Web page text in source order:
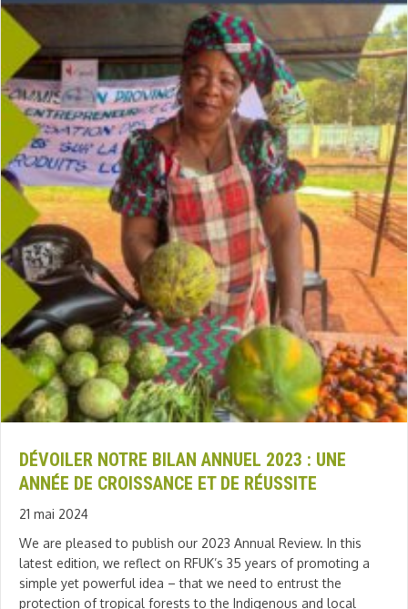
DÉVOILER NOTRE BILAN ANNUEL 2023 : UNE
ANNÉE DE CROISSANCE ET DE RÉUSSITE
21 mai 2024
We are pleased to publish our 2023 Annual Review. In this
latest edition, we reflect on RFUK’s 35 years of promoting a
simple yet powerful idea – that we need to entrust the
protection of tropical forests to the Indigenous and local